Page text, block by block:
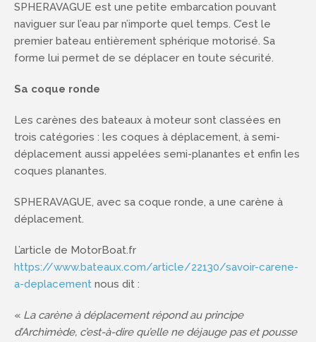
SPHERAVAGUE est une petite embarcation pouvant
naviguer sur l’eau par n’importe quel temps. C’est le
premier bateau entièrement sphérique motorisé. Sa
forme lui permet de se déplacer en toute sécurité.
Sa coque ronde
Les carènes des bateaux à moteur sont classées en
trois catégories : les coques à déplacement, à semi-
déplacement aussi appelées semi-planantes et enfin les
coques planantes.
SPHERAVAGUE, avec sa coque ronde, a une carène à
déplacement.
L’article de MotorBoat.fr
https://www.bateaux.com/article/22130/savoir-carene-
a-deplacement nous dit :
« La carène à déplacement répond au principe
d’Archimède, c’est-à-dire qu’elle ne déjauge pas et pousse